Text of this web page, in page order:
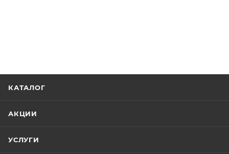
КАТАЛОГ
АКЦИИ
УСЛУГИ